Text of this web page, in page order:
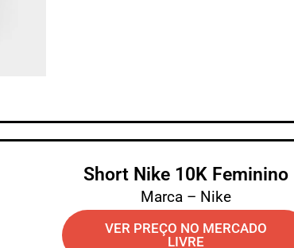
Short Nike 10K Feminino
Marca – Nike
VER PREÇO NO MERCADO
LIVRE